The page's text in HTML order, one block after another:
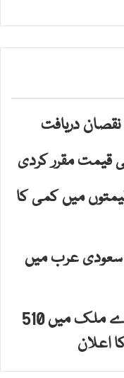
نقصان دریافت
قیمت مقرر کردی
میں کمی کا
سعودی عرب میں
امیرجماعت اسلامی کا کل پورے ملک میں 510
اعلان